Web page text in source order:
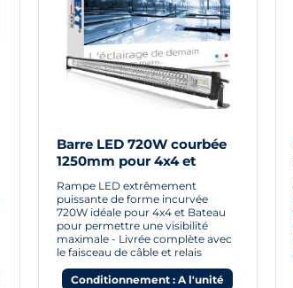
Barre LED 720W courbée
1250mm pour 4x4 et
bateaux
Rampe LED extrêmement
puissante de forme incurvée
720W idéale pour 4x4 et Bateau
pour permettre une visibilité
maximale - Livrée complète avec
le faisceau de câble et relais
Conditionnement : A l'unité